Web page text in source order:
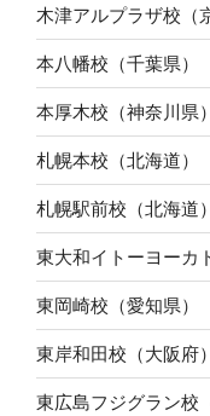
木津アルプラザ校（
本八幡校（千葉県）
本厚木校（神奈川県）
札幌本校（北海道）
札幌駅前校（北海道）
東大和イトーヨーカ
東岡崎校（愛知県）
東岸和田校（大阪府）
東広島フジグラン校